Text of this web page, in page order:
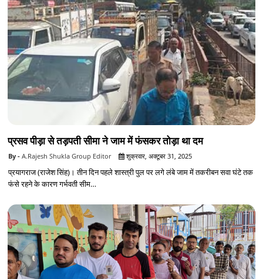
प्रसव पीड़ा से तड़पती सीमा ने जाम में फंसकर तोड़ा था दम
A.Rajesh Shukla Group Editor शुक्रवार, अक्टूबर 31, 2025
प्रयागराज (राजेश सिंह)। तीन दिन पहले शास्त्री पुल पर लगे लंबे जाम में तकरीबन सवा घंटे तक
फंसे रहने के कारण गर्भवती सीम…